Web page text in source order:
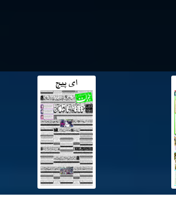
ای پیج